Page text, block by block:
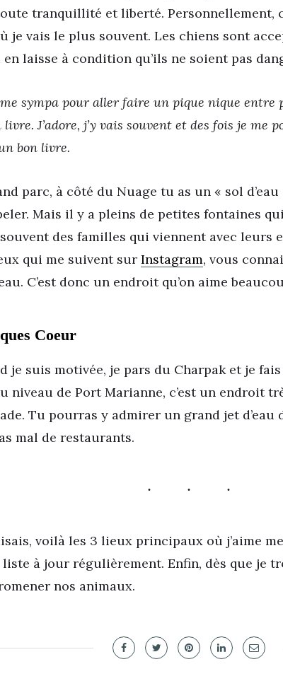
tranquillité et liberté. Personnellement,
je vais le plus souvent. Les chiens sont
laisse à condition qu’ils ne soient pas
sympa pour aller faire un pique nique entre
J’adore, j’y vais souvent et des fois je me
bon livre.
parc, à côté du Nuage tu as un « sol d’eau
Mais il y a pleins de petites fontaines
des familles qui viennent avec leurs
qui me suivent sur Instagram, vous
C’est donc un endroit qu’on aime
Coeur
je suis motivée, je pars du Charpak et je
niveau de Port Marianne, c’est un endroit
Tu pourras y admirer un grand jet d’eau
mal de restaurants.
voilà les 3 lieux principaux où j’aime
à jour régulièrement. Enfin, dès que je
nos animaux.